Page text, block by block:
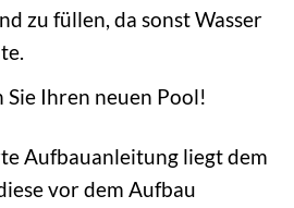
zu füllen, da sonst Wasser
Sie Ihren neuen Pool!
Aufbauanleitung liegt dem
vor dem Aufbau